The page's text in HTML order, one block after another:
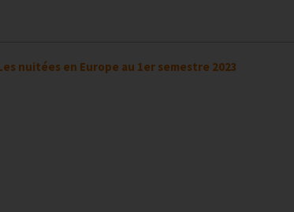
nuitées en Europe au 1er semestre 2023